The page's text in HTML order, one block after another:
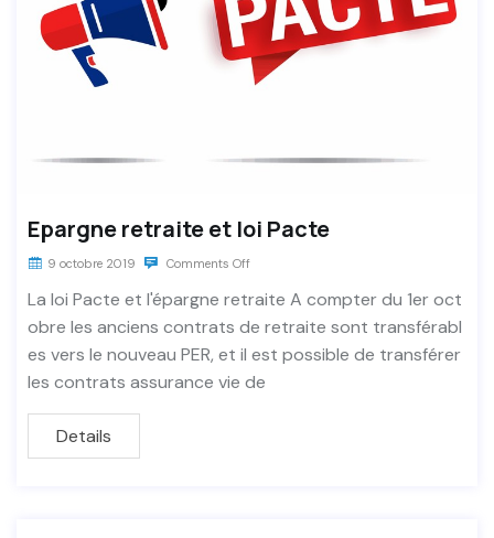
Epargne retraite et loi Pacte
9 octobre 2019 Comments Off
La loi Pacte et l'épargne retraite A compter du 1er oct
obre les anciens contrats de retraite sont transférabl
es vers le nouveau PER, et il est possible de transférer
les contrats assurance vie de
Details